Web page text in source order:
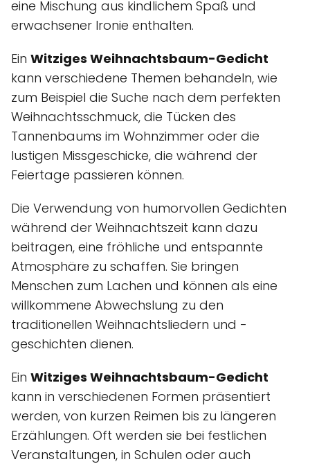
eine Mischung aus kindlichem Spaß und
erwachsener Ironie enthalten.
Ein Witziges Weihnachtsbaum-Gedicht
kann verschiedene Themen behandeln, wie
zum Beispiel die Suche nach dem perfekten
Weihnachtsschmuck, die Tücken des
Tannenbaums im Wohnzimmer oder die
lustigen Missgeschicke, die während der
Feiertage passieren können.
Die Verwendung von humorvollen Gedichten
während der Weihnachtszeit kann dazu
beitragen, eine fröhliche und entspannte
Atmosphäre zu schaffen. Sie bringen
Menschen zum Lachen und können als eine
willkommene Abwechslung zu den
traditionellen Weihnachtsliedern und -
geschichten dienen.
Ein Witziges Weihnachtsbaum-Gedicht
kann in verschiedenen Formen präsentiert
werden, von kurzen Reimen bis zu längeren
Erzählungen. Oft werden sie bei festlichen
Veranstaltungen, in Schulen oder auch